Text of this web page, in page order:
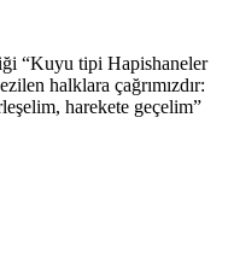
“Kuyu tipi Hapishaneler
halklara çağrımızdır:
harekete geçelim”